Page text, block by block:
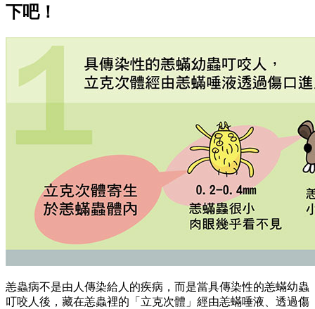
下吧！
恙蟲病不是由人傳染給人的疾病，而是當具傳染性的恙蟎幼蟲
叮咬人後，藏在恙蟲裡的「立克次體」經由恙蟎唾液、透過傷